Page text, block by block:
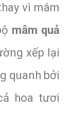
vì mâm
mâm quả
xếp lại
quanh bởi
hoa tươi